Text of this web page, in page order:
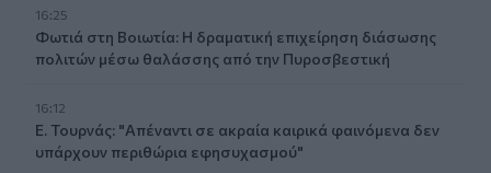
16:25
Φωτιά στη Βοιωτία: Η δραματική επιχείρηση διάσωσης
πολιτών μέσω θαλάσσης από την Πυροσβεστική
16:12
Ε. Τουρνάς: "Απέναντι σε ακραία καιρικά φαινόμενα δεν
υπάρχουν περιθώρια εφησυχασμού"